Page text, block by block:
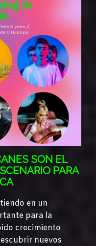
SON EL
PARA
en un
para la
crecimiento
nuevos